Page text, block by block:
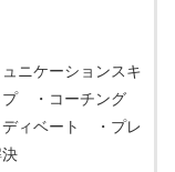
ニケーションスキ
・コーチング
ディベート ・プレ